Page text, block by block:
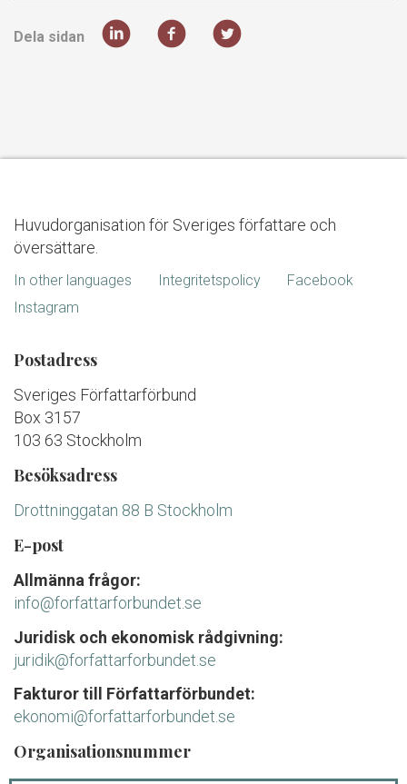
Dela sidan
Huvudorganisation för Sveriges författare och
översättare.
In other languages Integritetspolicy
Facebook
Instagram
Postadress
Sveriges Författarförbund
Box 3157
103 63 Stockholm
Besöksadress
Drottninggatan 88 B Stockholm
E-post
Allmänna frågor:
info@forfattarforbundet.se
Juridisk och ekonomisk rådgivning:
juridik@forfattarforbundet.se
Fakturor till Författarförbundet:
ekonomi@forfattarforbundet.se
Organisationsnummer